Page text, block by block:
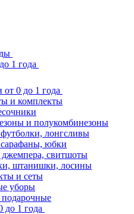
1 года
от 0 до 1 года
и комплекты
и полукомбинезоны
лонгсливы
юбки
джемпера, свитшоты
штанишки, лосины
и сеты
уборы
до 1 года